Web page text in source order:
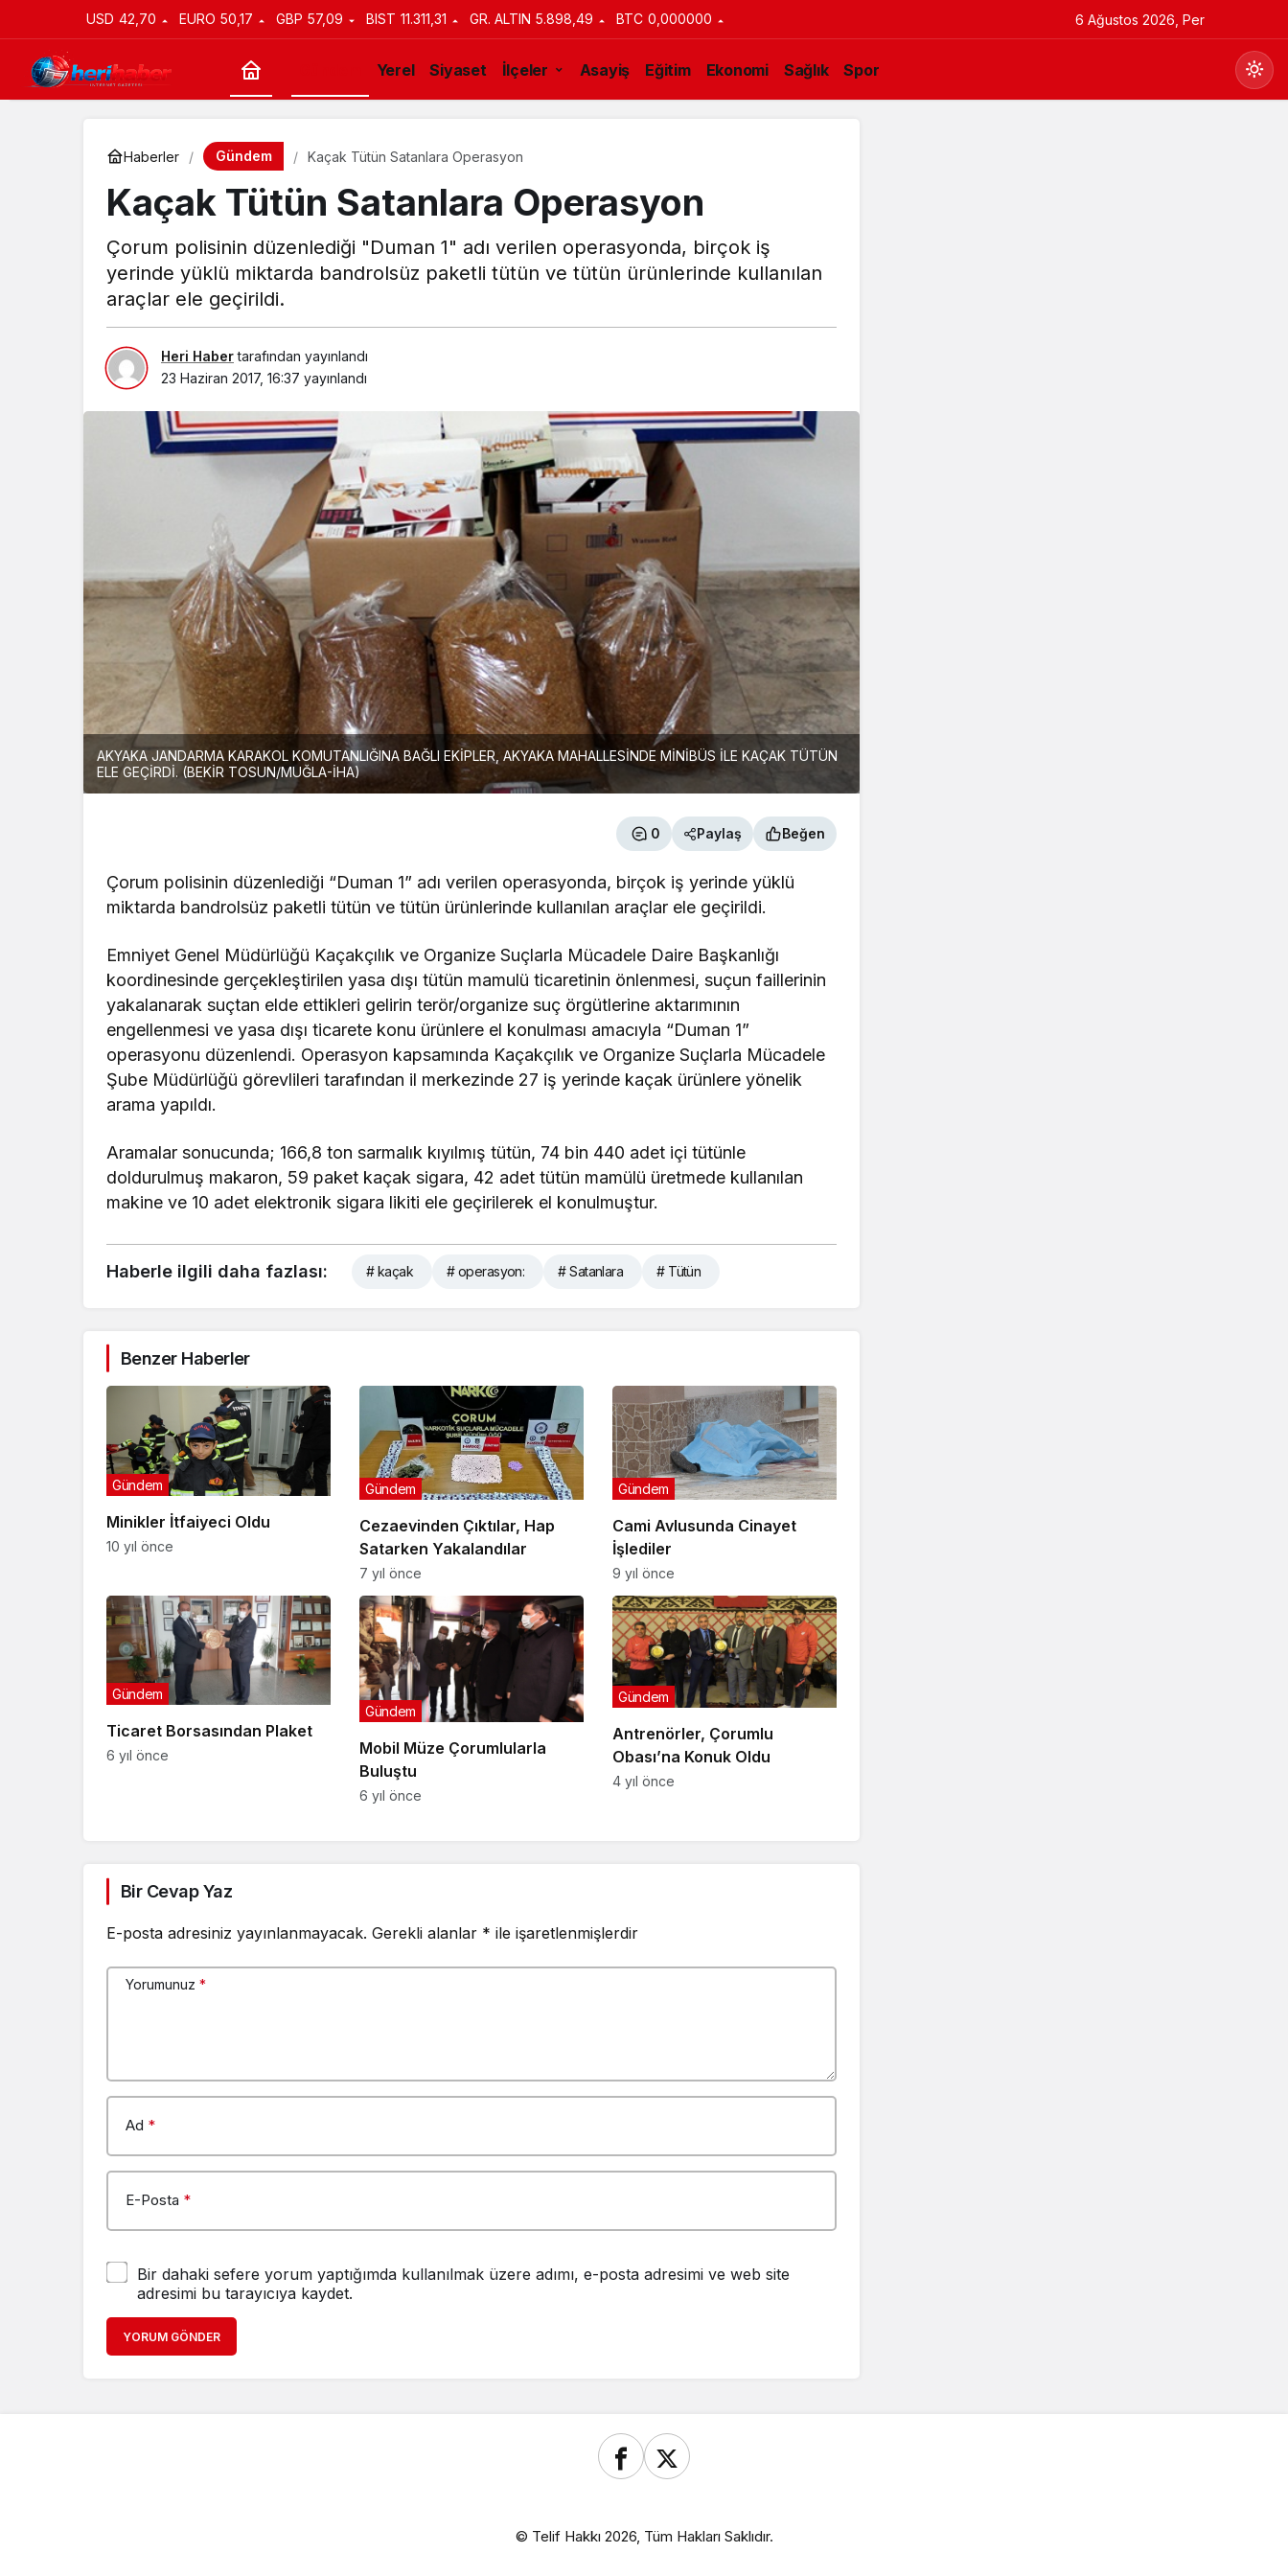
USD 42,70 EURO 50,17 GBP 57,09 BIST 11.311,31 GR. ALTIN 5.898,49 BTC 0,000000 6 Ağustos 2026, Per
Yerel Siyaset İlçeler Asayiş Eğitim Ekonomi Sağlık Spor
Haberler Gündem Kaçak Tütün Satanlara Operasyon
Kaçak Tütün Satanlara Operasyon
Çorum polisinin düzenlediği "Duman 1" adı verilen operasyonda, birçok iş
yerinde yüklü miktarda bandrolsüz paketli tütün ve tütün ürünlerinde kullanılan
araçlar ele geçirildi.
Heri Habertarafından yayınlandı
23 Haziran 2017, 16:37 yayınlandı
AKYAKA JANDARMA KARAKOL KOMUTANLIĞINA BAĞLI EKİPLER, AKYAKA MAHALLESİNDE MİNİBÜS İLE KAÇAK TÜTÜN
ELE GEÇİRDİ. (BEKİR TOSUN/MUĞLA-İHA)
0 Paylaş Beğen
Çorum polisinin düzenlediği “Duman 1” adı verilen operasyonda, birçok iş yerinde yüklü
miktarda bandrolsüz paketli tütün ve tütün ürünlerinde kullanılan araçlar ele geçirildi.
Emniyet Genel Müdürlüğü Kaçakçılık ve Organize Suçlarla Mücadele Daire Başkanlığı
koordinesinde gerçekleştirilen yasa dışı tütün mamulü ticaretinin önlenmesi, suçun faillerinin
yakalanarak suçtan elde ettikleri gelirin terör/organize suç örgütlerine aktarımının
engellenmesi ve yasa dışı ticarete konu ürünlere el konulması amacıyla “Duman 1”
operasyonu düzenlendi. Operasyon kapsamında Kaçakçılık ve Organize Suçlarla Mücadele
Şube Müdürlüğü görevlileri tarafından il merkezinde 27 iş yerinde kaçak ürünlere yönelik
arama yapıldı.
Aramalar sonucunda; 166,8 ton sarmalık kıyılmış tütün, 74 bin 440 adet içi tütünle
doldurulmuş makaron, 59 paket kaçak sigara, 42 adet tütün mamülü üretmede kullanılan
makine ve 10 adet elektronik sigara likiti ele geçirilerek el konulmuştur.
Haberle ilgili daha fazlası: # kaçak # operasyon: # Satanlara # Tütün
Benzer Haberler
Minikler İtfaiyeci Oldu
Gündem
10 yıl önce
Cezaevinden Çıktılar, Hap
Satarken Yakalandılar
Gündem
7 yıl önce
Cami Avlusunda Cinayet
İşlediler
Gündem
9 yıl önce
Ticaret Borsasından Plaket
Gündem
6 yıl önce
Mobil Müze Çorumlularla
Buluştu
Gündem
6 yıl önce
Antrenörler, Çorumlu
Obası’na Konuk Oldu
Gündem
4 yıl önce
Bir Cevap Yaz
E-posta adresiniz yayınlanmayacak. Gerekli alanlar * ile işaretlenmişlerdir
Yorumunuz *
Ad *
E-Posta *
Bir dahaki sefere yorum yaptığımda kullanılmak üzere adımı, e-posta adresimi ve web site
adresimi bu tarayıcıya kaydet.
YORUM GÖNDER
© Telif Hakkı 2026, Tüm Hakları Saklıdır.